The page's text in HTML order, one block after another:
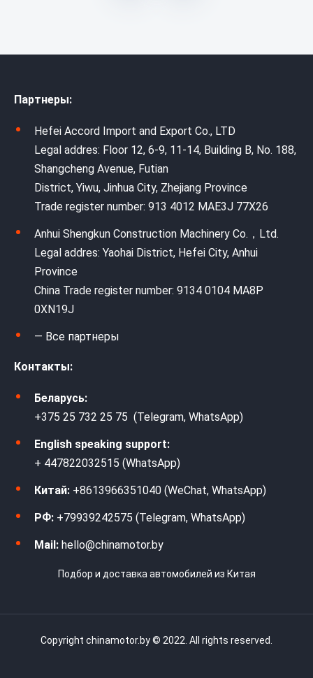
Партнеры:
Hefei Accord Import and Export Co., LTD
Legal addres: Floor 12, 6-9, 11-14, Building B, No. 188,
Shangcheng Avenue, Futian
District, Yiwu, Jinhua City, Zhejiang Province
Trade register number: 913 4012 MAE3J 77X26
Anhui Shengkun Construction Machinery Co.，Ltd.
Legal addres: Yaohai District, Hefei City, Anhui
Province
China Trade register number: 9134 0104 MA8P
0XN19J
— Все партнеры
Контакты:
Беларусь:
+375 25 732 25 75 (Telegram, WhatsApp)
English speaking support:
+ 447822032515 (WhatsApp)
Китай: +8613966351040 (WeChat, WhatsApp)
РФ: +79939242575 (Telegram, WhatsApp)
Mail: hello@chinamotor.by
Подбор и доставка автомобилей из Китая
Copyright chinamotor.by © 2022. All rights reserved.